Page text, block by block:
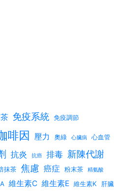
免疫系統 免疫調節
啡因 壓力 奧綠 心臟病 心血管
抗炎 抗癌 排毒 新陳代謝
抹茶 焦慮 癌症 粉末茶 精氨酸
維生素C 維生素E 維生素K 肝臟